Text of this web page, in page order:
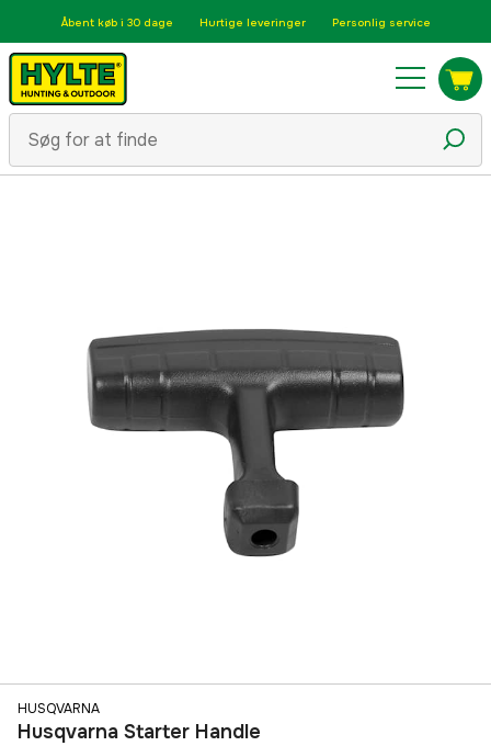
Åbent køb i 30 dage Hurtige leveringer Personlig service
HUSQVARNA
Husqvarna Starter Handle